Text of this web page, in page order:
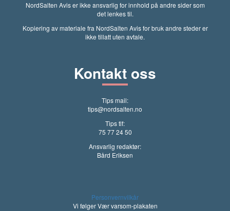
NordSalten Avis er ikke ansvarlig for innhold på andre sider som
det lenkes til.
Kopiering av materiale fra NordSalten Avis for bruk andre steder er
ikke tillatt uten avtale.
Kontakt oss
Tips mail:
tips@nordsalten.no
Tips tlf:
75 77 24 50
Ansvarlig redaktør:
Bård Eriksen
Personvernvilkår
Vi følger Vær varsom-plakaten